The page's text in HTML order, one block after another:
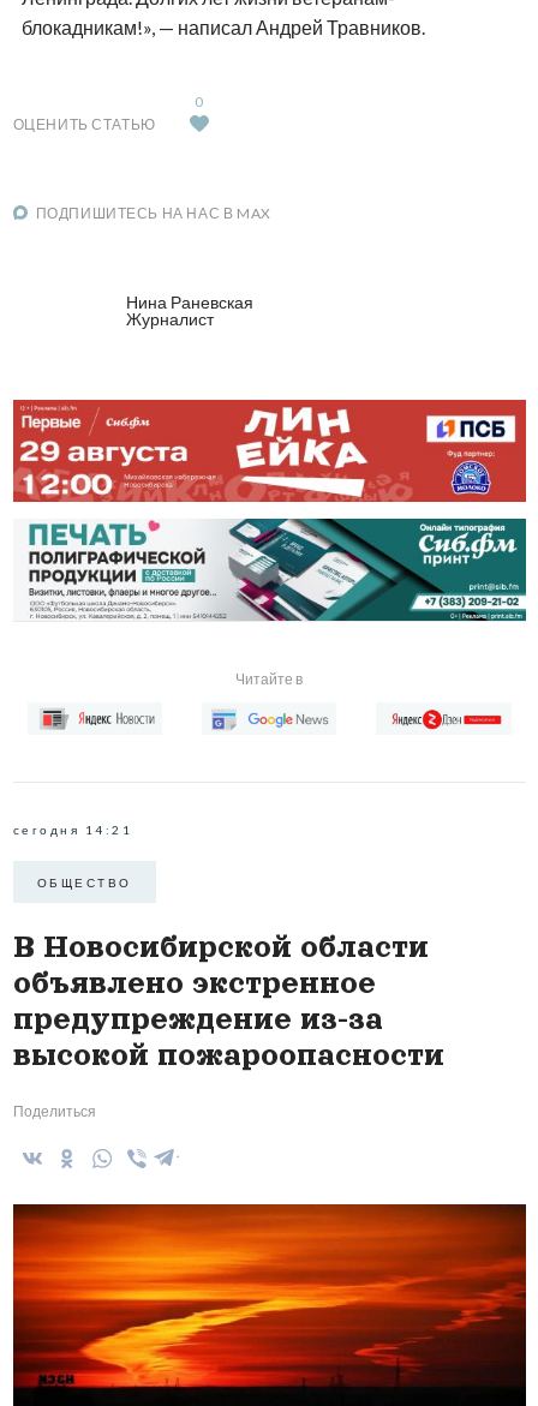
блокадникам!», — написал Андрей Травников.
ОЦЕНИТЬ СТАТЬЮ
0
ПОДПИШИТЕСЬ НА НАС В MAX
Нина Раневская
Журналист
Читайте в
сегодня 14:21
ОБЩЕСТВО
В Новосибирской области
объявлено экстренное
предупреждение из-за
высокой пожароопасности
Поделиться